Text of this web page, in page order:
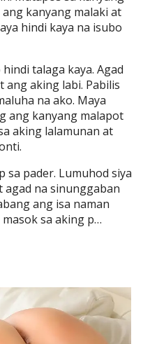
kanyang malaki at
hindi kaya na isubo
talaga kaya. Agad
aking labi. Pabilis
na ako. Maya
ang kanyang malapot
aking lalamunan at
sa pader. Lumuhod siya
agad na sinunggaban
ang isa naman
sa aking p…